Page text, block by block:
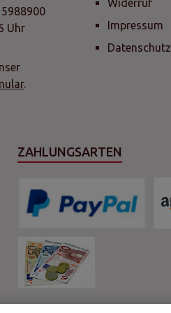
Uhr
.
Widerruf
Impressum
Datenschutz
ZAHLUNGSARTEN